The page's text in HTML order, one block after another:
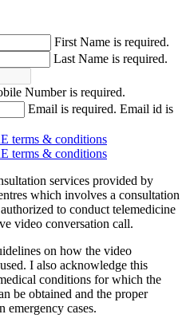
First Name is required.
Last Name is required.
Number is required.
Email is required. Email id is
terms & conditions
terms & conditions
services provided by
which involves a consultation
to conduct telemedicine
video conversation call.
on how the video
I also acknowledge this
conditions for which the
be obtained and the proper
emergency cases.